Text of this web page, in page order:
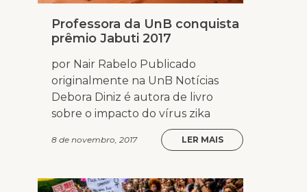
Professora da UnB conquista
prêmio Jabuti 2017
por Nair Rabelo Publicado
originalmente na UnB Notícias
Debora Diniz é autora de livro
sobre o impacto do vírus zika
8 de novembro, 2017 LER MAIS